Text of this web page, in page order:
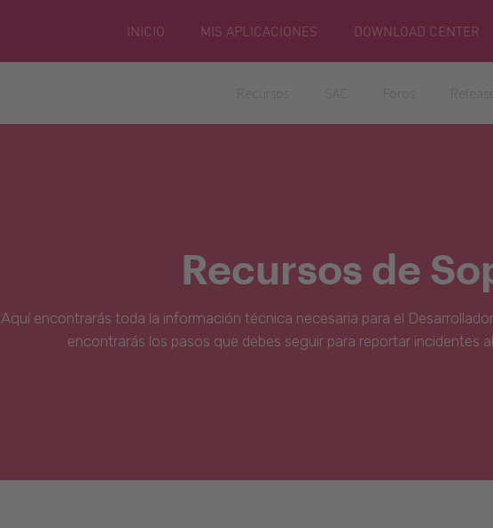
INICIO MIS APLICACIONES DOWNLOAD CENTER
Recursos de
Aquí encontrarás toda la información técnica necesaria para el
encontrarás los pasos que debes seguir para reportar incidentes